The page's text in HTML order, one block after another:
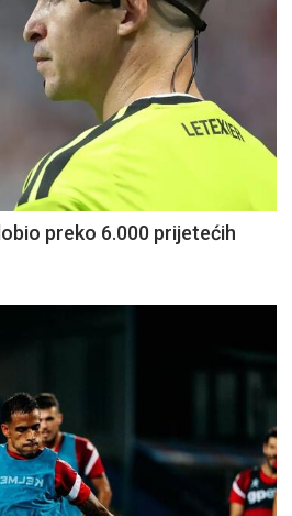
preko 6.000 prijetećih